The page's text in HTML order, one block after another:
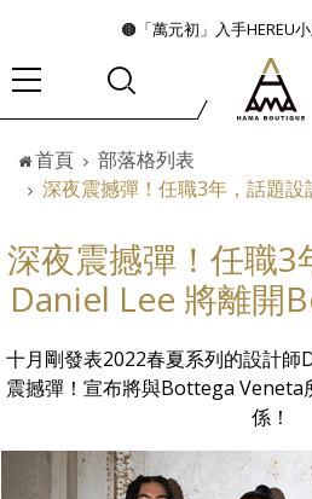
🟤「萬元初」入手HEREU
🟤TODS的義大利經典美學
🛒過季典藏特惠·
👜大容量包款美學從
『折扣』降臨，將時髦
🟤「萬元初」入手HEREU
首頁
部落格列表
深夜震撼彈！任職3年，話題
深夜震撼彈！任職3
Daniel Lee 將離開
十月剛發表2022春夏系列的設計師
震撼彈！宣布將與Bottega Veneta
係！